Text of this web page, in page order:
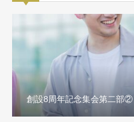
創設8周年記念集会第二部②